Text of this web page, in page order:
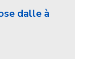
dalle à